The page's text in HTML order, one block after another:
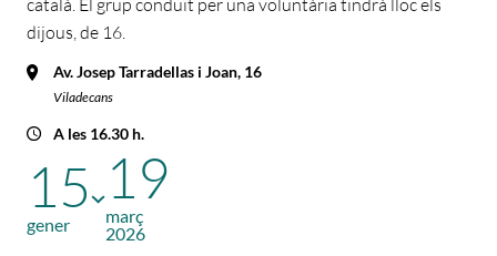
dijous, de 16.
Av. Josep Tarradellas i Joan, 16
Viladecans
A les 16.30 h.
15
gener
19
març
2026